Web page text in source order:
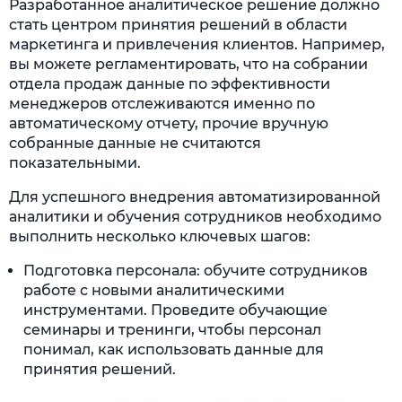
Разработанное аналитическое решение должно
стать центром принятия решений в области
маркетинга и привлечения клиентов. Например,
вы можете регламентировать, что на собрании
отдела продаж данные по эффективности
менеджеров отслеживаются именно по
автоматическому отчету, прочие вручную
собранные данные не считаются
показательными.
Для успешного внедрения автоматизированной
аналитики и обучения сотрудников необходимо
выполнить несколько ключевых шагов:
Подготовка персонала: обучите сотрудников
работе с новыми аналитическими
инструментами. Проведите обучающие
семинары и тренинги, чтобы персонал
понимал, как использовать данные для
принятия решений.